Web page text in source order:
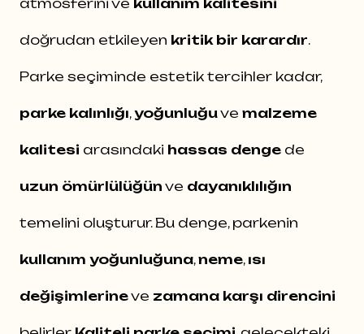
atmosferini ve kullanım kalitesini
doğrudan etkileyen kritik bir karardır.
Parke seçiminde estetik tercihler kadar,
parke kalınlığı,yoğunluğuve malzeme
kalitesi arasındaki hassas denge de
uzun ömürlülüğün ve dayanıklılığın
temelini oluşturur. Bu denge, parkenin
kullanım yoğunluğuna,neme, ısı
değişimlerineve zamana karşı direncini